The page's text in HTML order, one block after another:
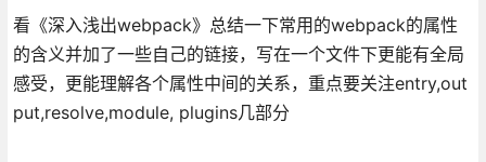
看《深入浅出webpack》总结一下常用的webpack的属性
的含义并加了一些自己的链接，写在一个文件下更能有全局
感受，更能理解各个属性中间的关系，重点要关注entry,out
put,resolve,module, plugins几部分